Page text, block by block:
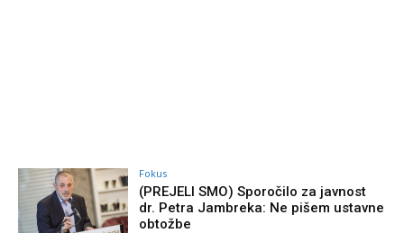
Fokus
(PREJELI SMO) Sporočilo za javnost
dr. Petra Jambreka: Ne pišem ustavne
obtožbe